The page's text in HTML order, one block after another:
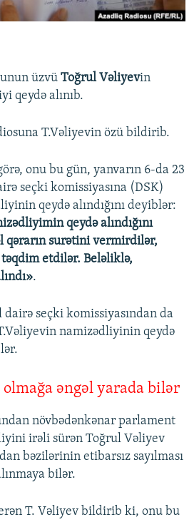
üzvü Toğrul Vəliyevin
qeydə alınıb.
T.Vəliyevin özü bildirib.
onu bu gün, yanvarın 6-da 23
seçki komissiyasına (DSK)
qeydə alındığını deyiblər:
qeydə alındığını
qərarın surətini vermirdilər,
təqdim etdilər. Beləliklə,
.
dairə seçki komissiyasından da
namizədliyinin qeydə
əngəl yarada bilər
növbədənkənar parlament
irəli sürən Toğrul Vəliyev
bəzilərinin etibarsız sayılması
bilər.
T. Vəliyev bildirib ki, onu bu